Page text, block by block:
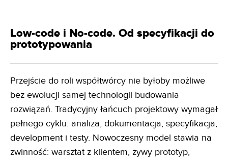
Low-code i No-code. Od specyfikacji do
prototypowania
Przejście do roli współtwórcy nie byłoby możliwe
bez ewolucji samej technologii budowania
rozwiązań. Tradycyjny łańcuch projektowy wymagał
pełnego cyklu: analiza, dokumentacja, specyfikacja,
development i testy. Nowoczesny model stawia na
zwinność: warsztat z klientem, żywy prototyp,